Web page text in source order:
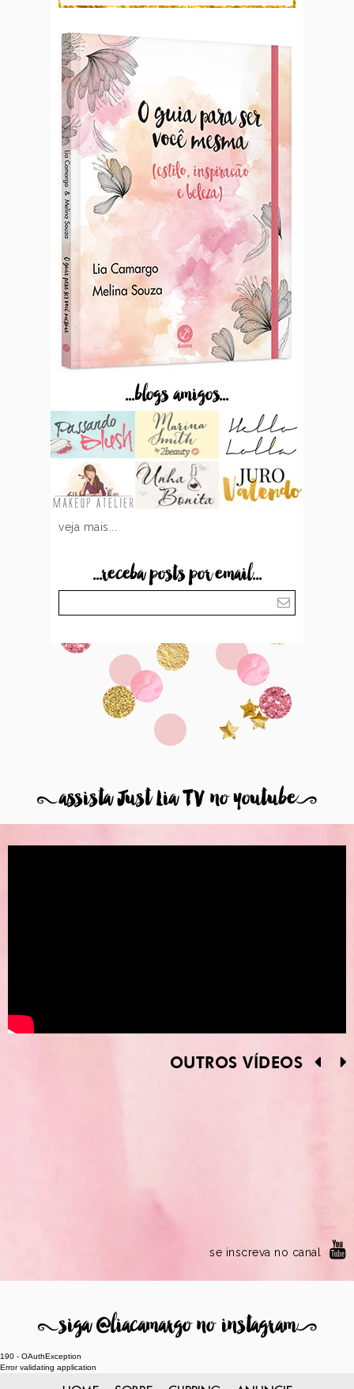
...blogs amigos...
veja mais...
...receba posts por email...
8assista Just Lia TV no youtube9
OUTROS VÍDEOS
se inscreva no canal
8siga @liacamargo no instagram9
190 - OAuthException
Error validating application